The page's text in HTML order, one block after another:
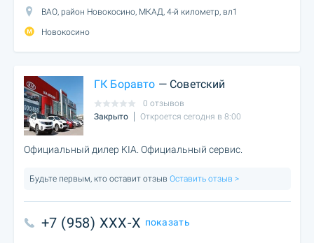
ВАО, район Новокосино, МКАД, 4-й километр, вл1
Новокосино
ГК Боравто — Советский
0 отзывов
Закрыто
Откроется сегодня в 8:00
Официальный дилер KIA. Официальный сервис.
Будьте первым, кто оставит отзыв Оставить отзыв >
+7 (958) XXX-X показать